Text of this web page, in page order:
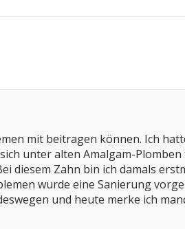
mit beitragen können. Ich
unter alten Amalgam-Plomben
diesem Zahn bin ich damals
wurde eine Sanierung
und heute merke ich